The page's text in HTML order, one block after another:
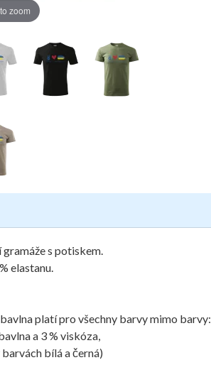
zoom
gramáže s potiskem.
elastanu.
bavlna platí pro všechny barvy mimo barvy:
a 3 % viskóza,
barvách bílá a černá)